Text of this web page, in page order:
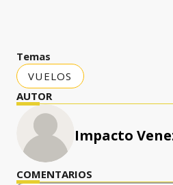
Temas
VUELOS
AUTOR
Impacto
COMENTARIOS